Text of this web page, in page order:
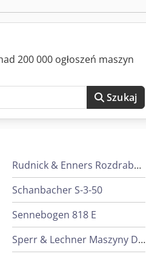
200 000 ogłoszeń maszyn
Szukaj
Rudnick & Enners Rozdrabniarki Do Drewna
Schanbacher S-3-50
Sennebogen 818 E
Sperr & Lechner Maszyny Do Cięcia